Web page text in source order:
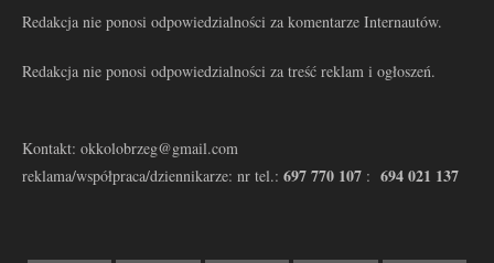
Redakcja nie ponosi odpowiedzialności za komentarze Internautów.
Redakcja nie ponosi odpowiedzialności za treść reklam i ogłoszeń.
Kontakt: okkolobrzeg@gmail.com
reklama/współpraca/dziennikarze: nr tel.: 697 770 107 : 694 021 137